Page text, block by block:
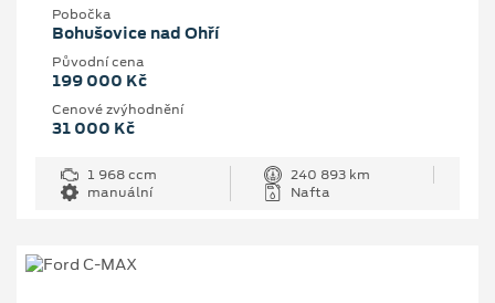
Pobočka
Bohušovice nad Ohří
Původní cena
199 000 Kč
Cenové zvýhodnění
31 000 Kč
1 968 ccm
240 893 km
manuální
Nafta